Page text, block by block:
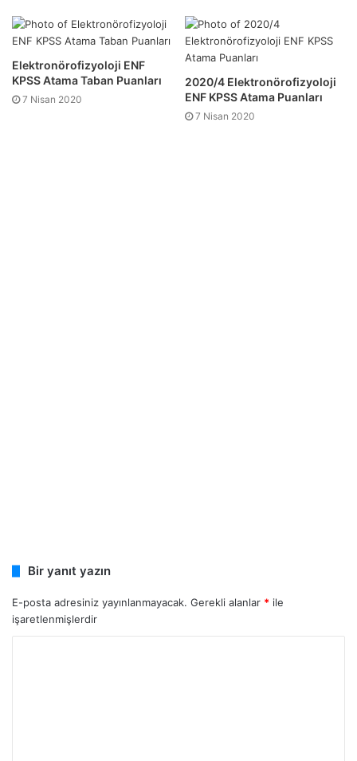
Elektronörofizyoloji ENF
KPSS Atama Taban Puanları
7 Nisan 2020
2020/4 Elektronörofizyoloji
ENF KPSS Atama Puanları
7 Nisan 2020
Bir yanıt yazın
E-posta adresiniz yayınlanmayacak. Gerekli alanlar * ile
işaretlenmişlerdir